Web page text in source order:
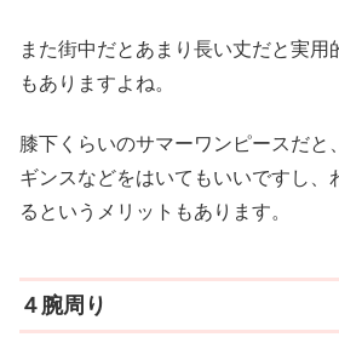
また街中だとあまり長い丈だと実用
もありますよね。
膝下くらいのサマーワンピースだと
ギンスなどをはいてもいいですし、
るというメリットもあります。
４腕周り